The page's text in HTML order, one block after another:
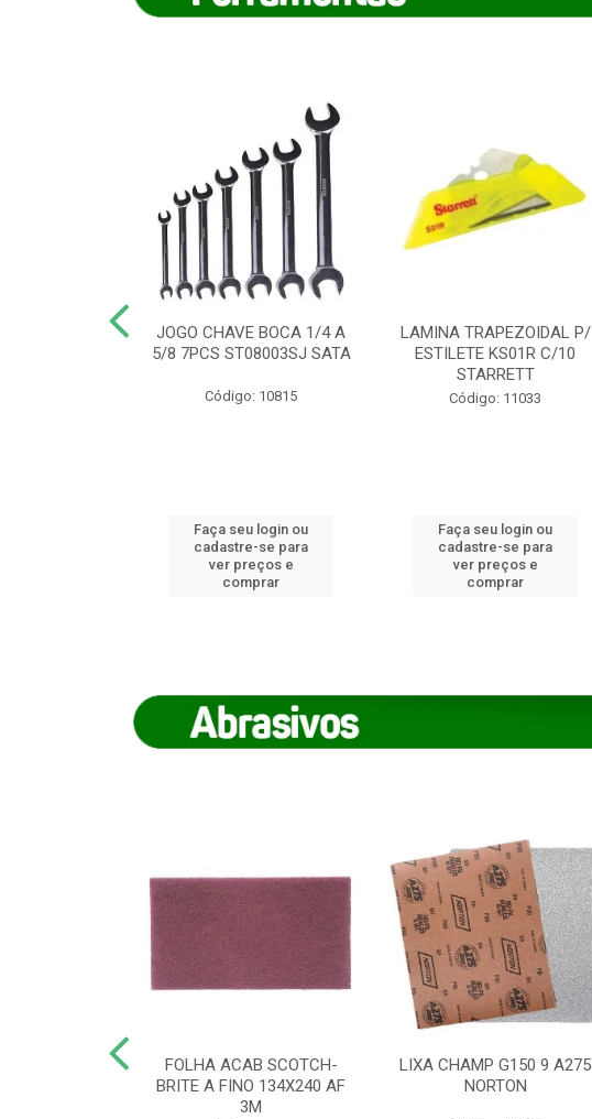
JOGO CHAVE BOCA 1/4 A
5/8 7PCS ST08003SJ SATA
Código: 10815
Faça seu login ou
cadastre-se para
ver preços e
comprar
LAMINA TRAPEZOIDAL P/
ESTILETE KS01R C/10
STARRETT
Código: 11033
Faça seu login ou
cadastre-se para
ver preços e
comprar
FOLHA ACAB SCOTCH-
BRITE A FINO 134X240 AF
3M
LIXA CHAMP G150 9 A275
NORTON